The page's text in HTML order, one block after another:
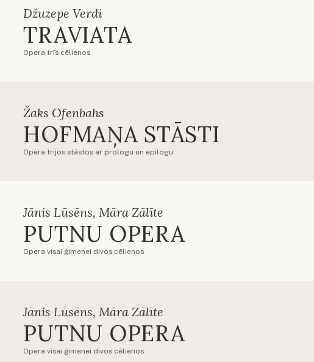
Džuzepe Verdi
TRAVIATA
Opera trīs cēlienos
Žaks Ofenbahs
HOFMAŅA STĀSTI
Opera trijos stāstos ar prologu un epilogu
Jānis Lūsēns, Māra Zālīte
PUTNU OPERA
Opera visai ģimenei divos cēlienos
Jānis Lūsēns, Māra Zālīte
PUTNU OPERA
Opera visai ģimenei divos cēlienos